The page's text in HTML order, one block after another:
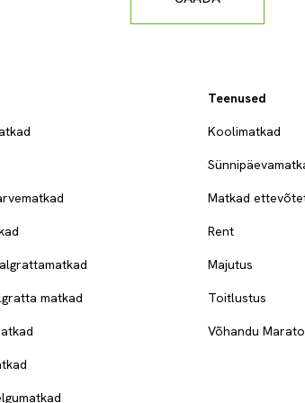
matkad
Teenused
Koolimatkad
Matkad
Rent
Majutus
Toitlustus
Võhandu